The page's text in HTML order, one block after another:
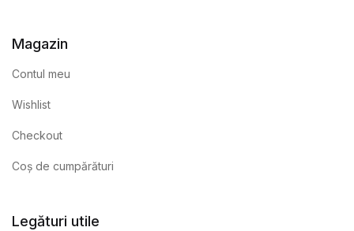
Magazin
Contul meu
Wishlist
Checkout
Coș de cumpărături
Legături utile